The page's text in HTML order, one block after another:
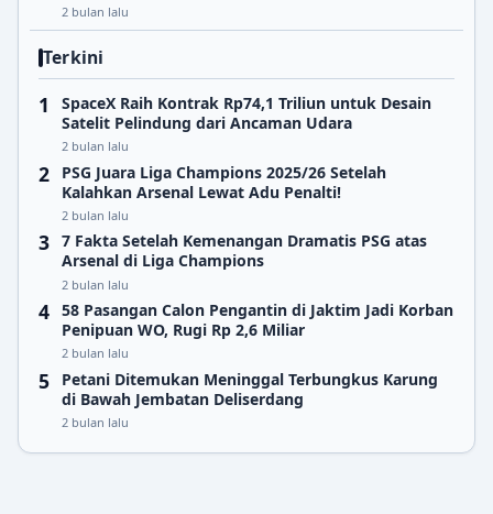
2 bulan lalu
Terkini
SpaceX Raih Kontrak Rp74,1 Triliun untuk Desain
Satelit Pelindung dari Ancaman Udara
2 bulan lalu
PSG Juara Liga Champions 2025/26 Setelah
Kalahkan Arsenal Lewat Adu Penalti!
2 bulan lalu
7 Fakta Setelah Kemenangan Dramatis PSG atas
Arsenal di Liga Champions
2 bulan lalu
58 Pasangan Calon Pengantin di Jaktim Jadi Korban
Penipuan WO, Rugi Rp 2,6 Miliar
2 bulan lalu
Petani Ditemukan Meninggal Terbungkus Karung
di Bawah Jembatan Deliserdang
2 bulan lalu